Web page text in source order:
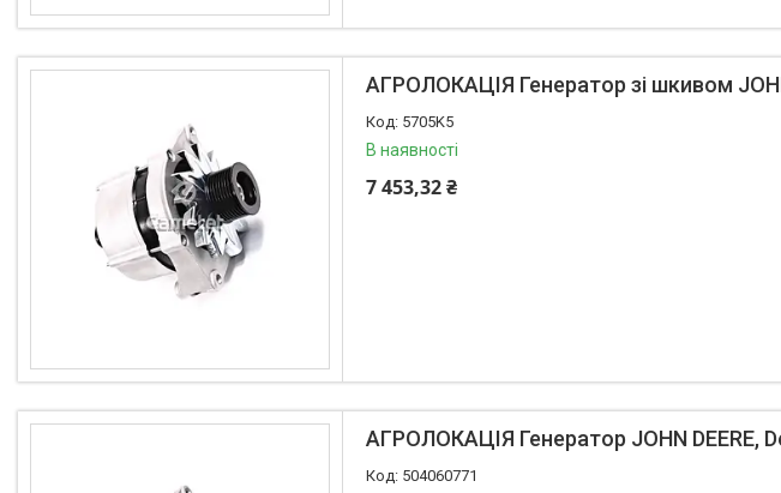
АГРОЛОКАЦІЯ Генератор зі шкивом
5705K5
В наявності
7 453,32 ₴
АГРОЛОКАЦІЯ Генератор JOHN DEERE,
504060771